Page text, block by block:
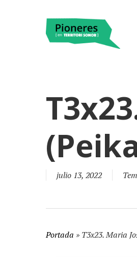
julio 13, 2022
Portada » T3x23. Maria